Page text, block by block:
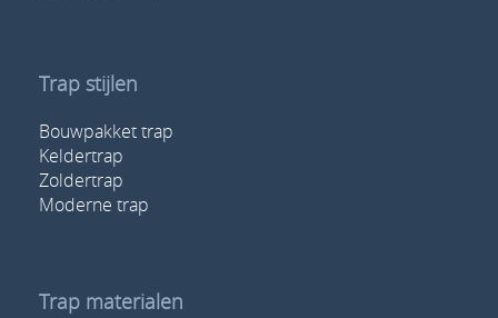
Trap stijlen
Bouwpakket trap
Keldertrap
Zoldertrap
Moderne trap
Trap materialen